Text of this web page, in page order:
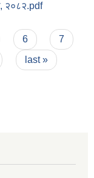
२०८२.pdf
6
7
last »